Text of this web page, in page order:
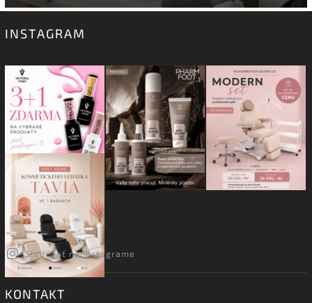
INSTAGRAM
Sledovať na Instagrame
KONTAKT